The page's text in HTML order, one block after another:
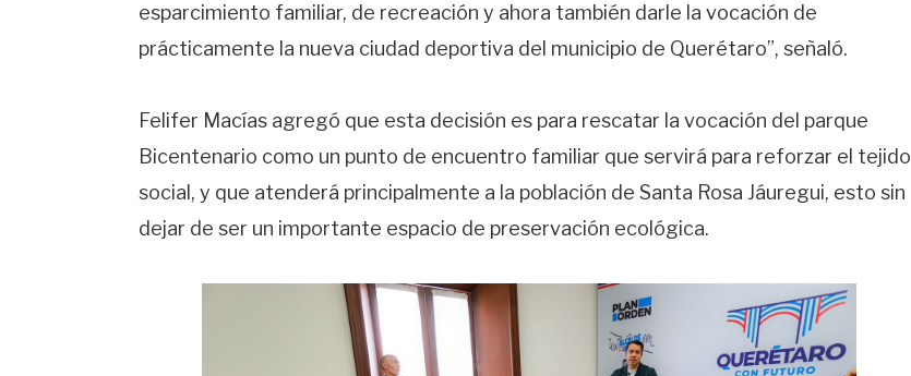
esparcimiento familiar, de recreación y ahora también darle la vocación de
prácticamente la nueva ciudad deportiva del municipio de Querétaro”, señaló.
Felifer Macías agregó que esta decisión es para rescatar la vocación del parque
Bicentenario como un punto de encuentro familiar que servirá para reforzar el tejido
social, y que atenderá principalmente a la población de Santa Rosa Jáuregui, esto sin
dejar de ser un importante espacio de preservación ecológica.